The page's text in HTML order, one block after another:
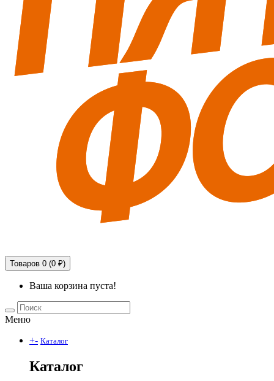
Товаров 0 (0 ₽)
Ваша корзина пуста!
Меню
+- Каталог
Каталог